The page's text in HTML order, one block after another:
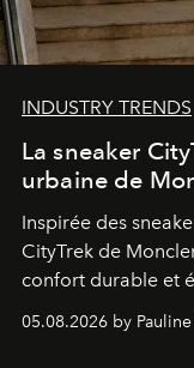
INDUSTRY TRENDS
La sneaker
urbaine de
Inspirée des
CityTrek de
confort durable et
accompagner les
05.08.2026 by